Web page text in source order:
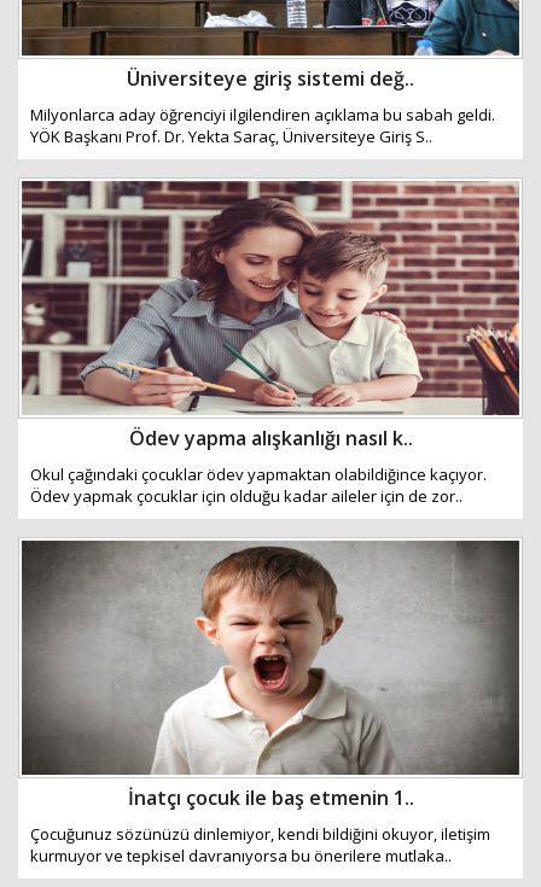
Üniversiteye giriş sistemi değ..
Milyonlarca aday öğrenciyi ilgilendiren açıklama bu sabah geldi.
YÖK Başkanı Prof. Dr. Yekta Saraç, Üniversiteye Giriş S..
Ödev yapma alışkanlığı nasıl k..
Okul çağındaki çocuklar ödev yapmaktan olabildiğince kaçıyor.
Ödev yapmak çocuklar için olduğu kadar aileler için de zor..
İnatçı çocuk ile baş etmenin 1..
Çocuğunuz sözünüzü dinlemiyor, kendi bildiğini okuyor, iletişim
kurmuyor ve tepkisel davranıyorsa bu önerilere mutlaka..